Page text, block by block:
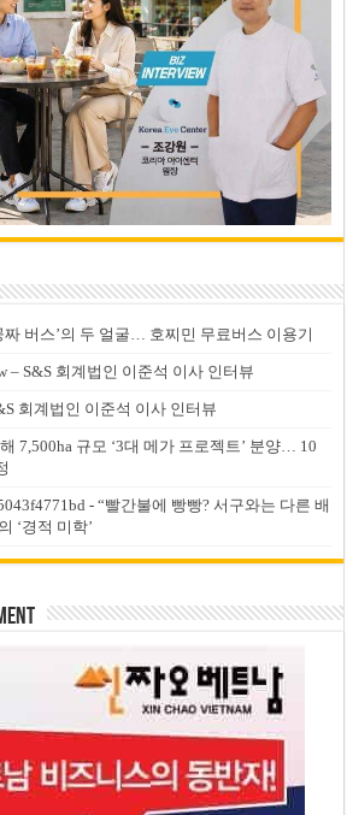
짜 버스’의 두 얼굴… 호찌민 무료버스 이용기
– S&S 회계법인 이준석 이사 인터뷰
회계법인 이준석 이사 인터뷰
7,500ha 규모 ‘3대 메가 프로젝트’ 분양… 10
-“빨간불에 빵빵? 서구와는 다른 배
‘경적 미학’